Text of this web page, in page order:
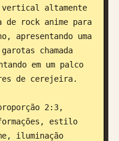
altamente
de rock anime para
apresentando uma
chamada
em um palco
de cerejeira.
2:3,
estilo
iluminação